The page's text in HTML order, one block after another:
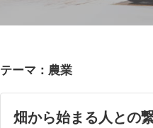
テーマ：農業
畑から始まる人との